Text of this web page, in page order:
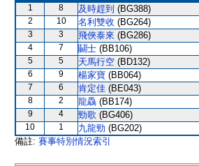
1 8 及時趕到 (BG388)
2 10 名利雙收 (BG264)
3 3 飛俠泰來 (BG286)
4 7 鬭士 (BB106)
5 5 天馬行空 (BD132)
6 9 楊家寶 (BB064)
7 6 肯定佳 (BE043)
8 2 龍驫 (BB174)
9 4 勁歌 (BG406)
10 1 九龍勁 (BG202)
備註: 賽事特別情況索引